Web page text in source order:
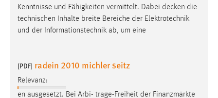
Kenntnisse und Fähigkeiten vermittelt. Dabei decken die
technischen Inhalte breite Bereiche der Elektrotechnik
und der Informationstechnik ab, um eine
[PDF] radein 2010 michler seitz
Relevanz:
en ausgesetzt. Bei Arbi- trage-Freiheit der Finanzmärkte